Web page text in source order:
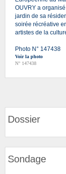
OUVRY a
jardin de sa
soirée récréative
artistes de la
Photo N° 147438
Voir la photo
N° 147438
Dossier
Sondage